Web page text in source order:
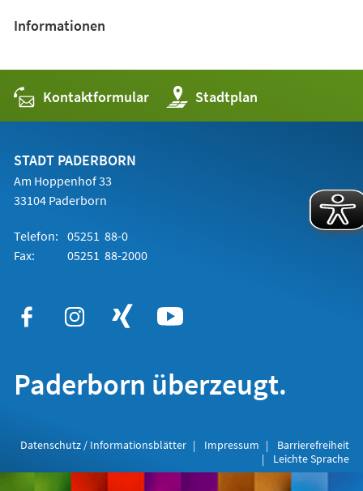
Informationen
Kontaktformular Stadtplan
(Öffnet
in
einem
STADT PADERBORN
Am Hoppenhof 33
33104 Paderborn
Telefon: 05251 88-0
Fax:
05251 88-2000
Paderborn überzeugt.
Datenschutz / Informationsblätter Impressum
Barrierefreiheit
Leichte Sprache